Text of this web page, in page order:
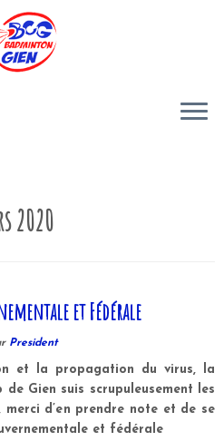
2020
et Fédérale
President
et la propagation du virus, la
Gien suis scrupuleusement les
merci d’en prendre note et de se
et fédérale